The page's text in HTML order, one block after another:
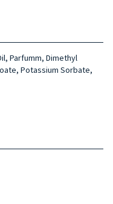
Parfumm, Dimethyl
Potassium Sorbate,